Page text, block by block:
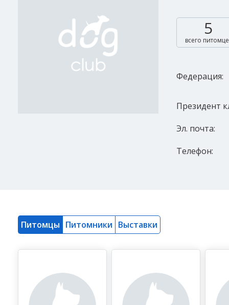
5
всего
Федерация:
Президент
Эл. почта:
Телефон:
Питомцы Питомники Выставки